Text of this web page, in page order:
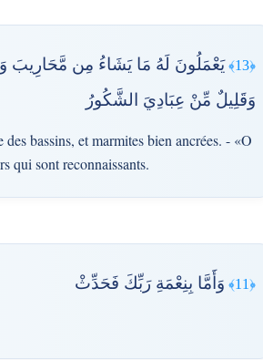
﴿13﴾
يَعْمَلُونَ لَهُ مَا يَشَاءُ مِن مَّحَارِيبَ
وَقَلِيلٌ مِّنْ عِبَادِيَ الشَّكُورُ
bassins, et marmites bien ancrées. - «O
qui sont reconnaissants.
﴿11﴾ وَأَمَّا بِنِعْمَةِ رَبِّكَ فَحَدِّثْ